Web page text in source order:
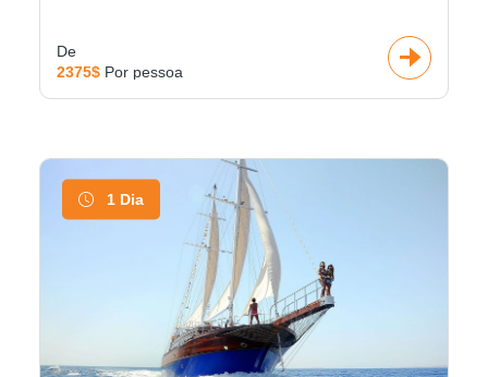
De
2375$ Por pessoa
1 Dia